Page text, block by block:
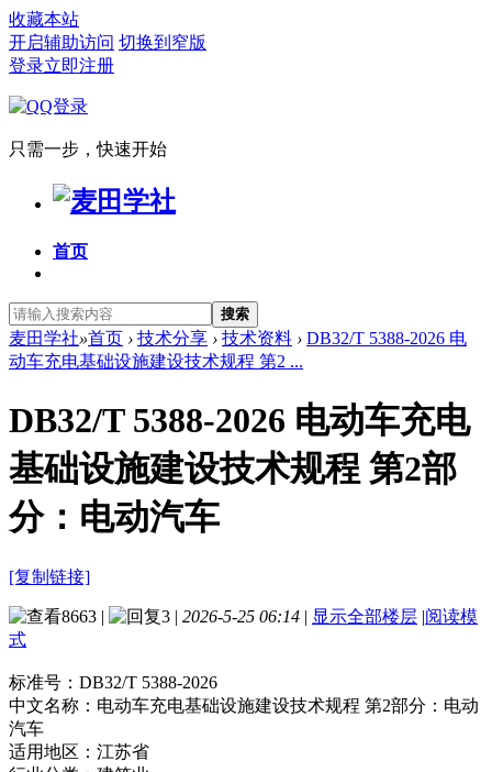
收藏本站
开启辅助访问 切换到窄版
登录立即注册
只需一步，快速开始
首页
搜索
麦田学社»首页 › 技术分享 › 技术资料 › DB32/T 5388-2026 电
动车充电基础设施建设技术规程 第2 ...
DB32/T 5388-2026 电动车充电
基础设施建设技术规程 第2部
分：电动汽车
[复制链接]
8663 | 3 | 2026-5-25 06:14 | 显示全部楼层 |阅读模
式
标准号： DB32/T 5388-2026
中文名称： 电动车充电基础设施建设技术规程 第2部分：电动
汽车
适用地区： 江苏省